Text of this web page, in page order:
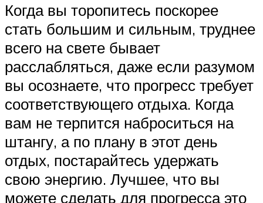
Когда вы торопитесь поскорее
стать большим и сильным, труднее
всего на свете бывает
расслабляться, даже если разумом
вы осознаете, что прогресс требует
соответствующего отдыха. Когда
вам не терпится наброситься на
штангу, а по плану в этот день
отдых, постарайтесь удержать
свою энергию. Лучшее, что вы
можете сделать для прогресса это